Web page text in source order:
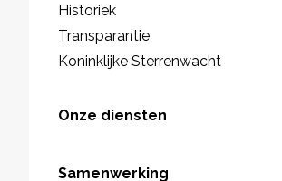
Historiek
Transparantie
Koninklijke Sterrenwacht
Onze diensten
Samenwerking